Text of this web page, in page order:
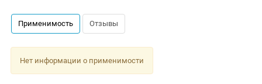
Применимость Отзывы
Нет информации о применимости